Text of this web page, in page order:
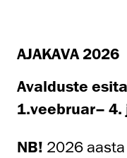
AJAKAVA 2026
Avalduste
1.veebruar– 4.
NB! 2026